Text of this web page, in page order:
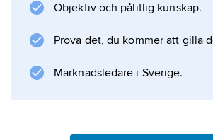
Information om artikeln
Objektiv och pålitlig kunskap.
Prova det, du kommer att gilla
Marknadsledare i Sverige.